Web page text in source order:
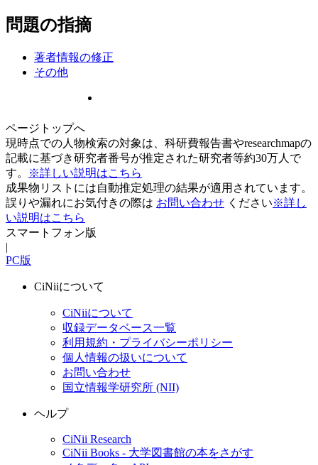
問題の指摘
著者情報の修正
その他
ページトップへ
現時点での人物検索の対象は、科研費報告書やresearchmapの
記載に基づき研究者番号が推定された研究者等約30万人で
す。
※詳しい説明はこちら
成果物リストには自動推定処理の結果が適用されています。
誤りや漏れにお気付きの際は お問い合わせ ください※詳し
い説明はこちら
スマートフォン版
|
PC版
CiNiiについて
CiNiiについて
収録データベース一覧
利用規約・プライバシーポリシー
個人情報の扱いについて
お問い合わせ
国立情報学研究所 (NII)
ヘルプ
CiNii Research
CiNii Books - 大学図書館の本をさがす